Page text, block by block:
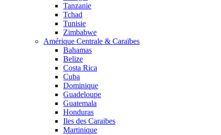
Tanzanie
Tchad
Tunisie
Zimbabwe
Amérique Centrale & Caraïbes
Bahamas
Belize
Costa Rica
Cuba
Dominique
Guadeloupe
Guatemala
Honduras
Iles des Caraibes
Martinique